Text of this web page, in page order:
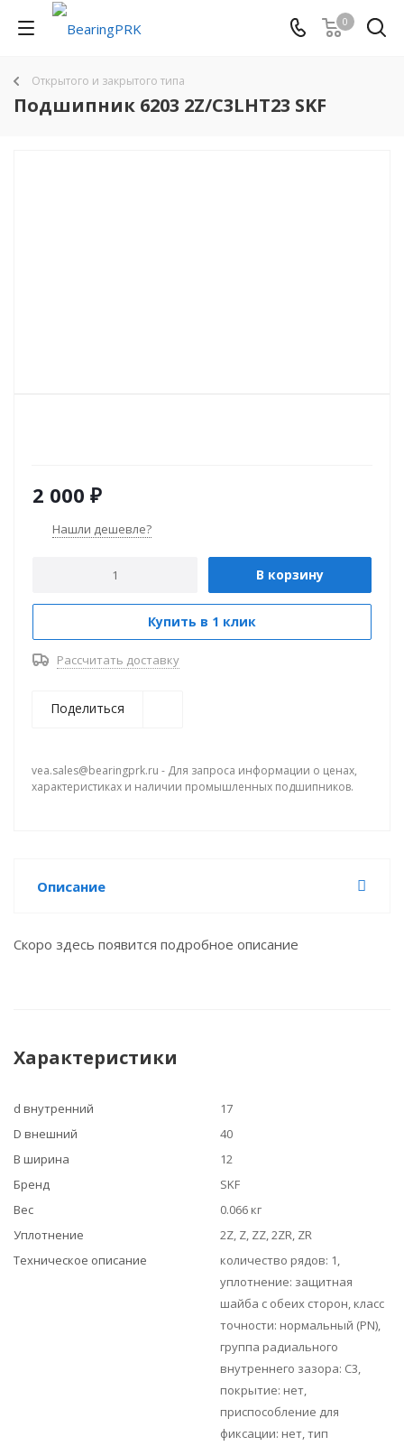
0
Открытого и закрытого типа
Подшипник 6203 2Z/C3LHT23 SKF
2 000 ₽
Нашли дешевле?
В корзину
Купить в 1 клик
Рассчитать доставку
Поделиться
vea.sales@bearingprk.ru - Для запроса информации о ценах,
характеристиках и наличии промышленных подшипников.
Описание
Скоро здесь появится подробное описание
Характеристики
d внутренний
17
D внешний
40
B ширина
12
Бренд
SKF
Вес
0.066 кг
Уплотнение
2Z, Z, ZZ, 2ZR, ZR
Техническое описание
количество рядов: 1,
уплотнение: защитная
шайба с обеих сторон, класс
точности: нормальный (PN),
группа радиального
внутреннего зазора: C3,
покрытие: нет,
приспособление для
фиксации: нет, тип